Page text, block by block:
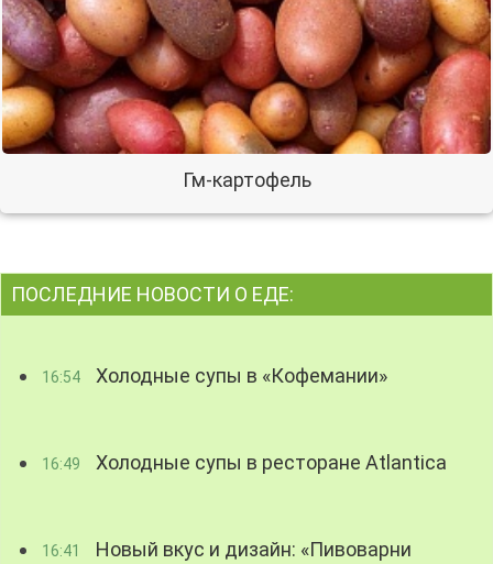
Гм-картофель
ПОСЛЕДНИЕ НОВОСТИ О ЕДЕ:
16:54 Холодные супы в «Кофемании»
16:49 Холодные супы в ресторане Atlantica
16:41
Новый вкус и дизайн: «Пивоварни